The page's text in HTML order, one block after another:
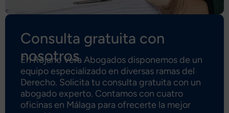
Consulta gratuita con
nosotros
En Rojano Vera Abogados disponemos de un
equipo especializado en diversas ramas del
Derecho. Solicita tu consulta gratuita con un
abogado experto. Contamos con cuatro
oficinas en Málaga para ofrecerte la mejor